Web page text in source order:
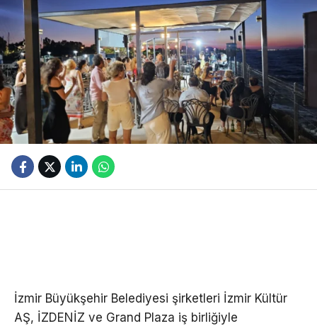
İzmir Büyükşehir Belediyesi şirketleri İzmir Kültür
AŞ, İZDENİZ ve Grand Plaza iş birliğiyle